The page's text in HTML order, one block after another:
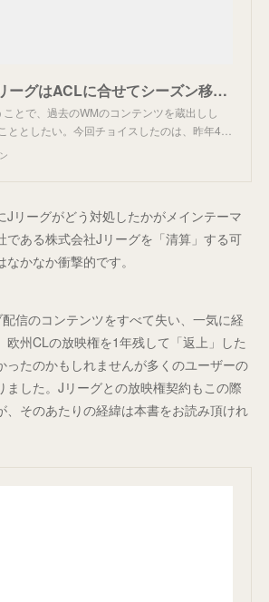
【無料公開】JリーグはACLに合せてシーズン移行するべきか？ クラブ側、選手側、欧州側──それぞれの視点から考える＜1/3＞
とで、過去のWMのコンテンツを蔵出しし
ととしたい。今回チョイスしたのは、昨年4…
Jリーグがどう対処したかがメインテーマ
である株式会社Jリーグを「清算」する可
かなか衝撃的です。
信のコンテンツをすべて失い、一気に経
欧州CLの放映権を1年残して「返上」した
ったのかもしれませんが多くのユーザーの
ました。Jリーグとの放映権契約もこの際
、そのあたりの経緯は本書をお読み頂けれ